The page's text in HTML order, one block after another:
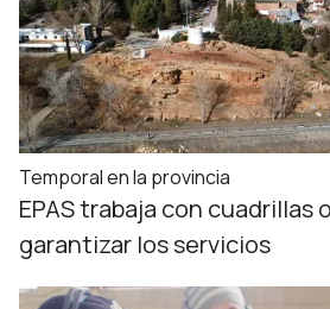
Temporal en la provincia
EPAS trabaja con cuadrillas
garantizar los servicios